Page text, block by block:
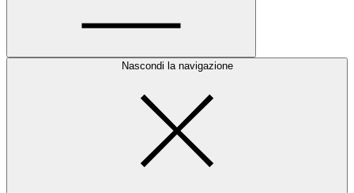
Nascondi la navigazione